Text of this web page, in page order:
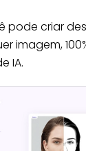
pode criar
imagem,
IA.